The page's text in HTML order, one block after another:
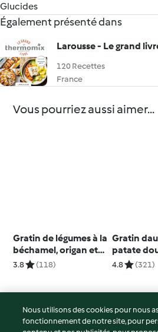
Glucides
Également présenté dans
Larousse - Le grand
120 Recettes
France
Vous pourriez aussi aimer...
Gratin de légumes à la
béchamel, origan et
fromage
3.8 (118)
Gratin
patate
cheddar à
4.8 (321)
© Copyright 2026
Nous utilisons des cookies pour nous
fonctionnement de notre site, pour